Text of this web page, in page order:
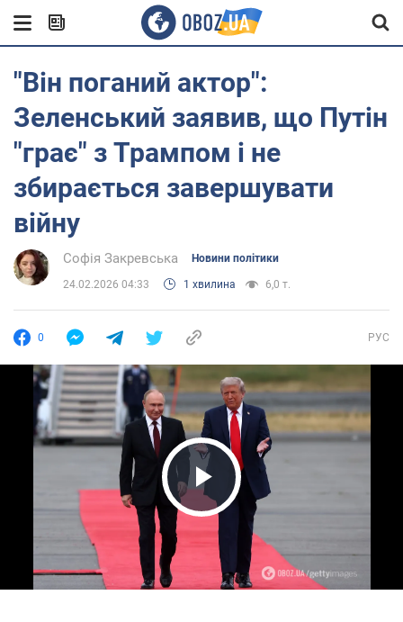
"Він поганий актор":
Зеленський заявив, що Путін
"грає" з Трампом і не
збирається завершувати
війну
Софія Закревська Новини політики
24.02.2026 04:33 1 хвилина 6,0 т.
0 РУС
Play Video